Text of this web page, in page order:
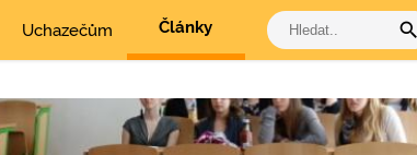
Uchazečům Články search